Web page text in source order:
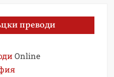
преводи
Online